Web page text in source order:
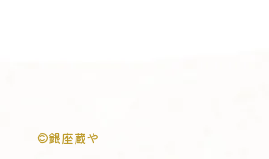
©銀座蔵や